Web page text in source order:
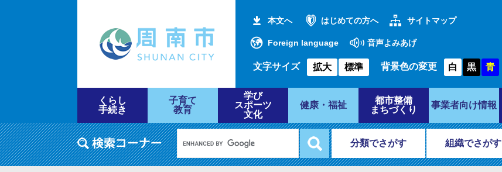
本文へ はじめての方へ サイトマップ
Foreign language 音声よみあげ
文字サイズ 拡大 標準 背景色の変更 白 黒 青
くらし
手続き
子育て
教育
学び
スポーツ
文化
健康・福祉
都市整備
まちづくり
事業者向け情報
分類でさがす 組織でさがす